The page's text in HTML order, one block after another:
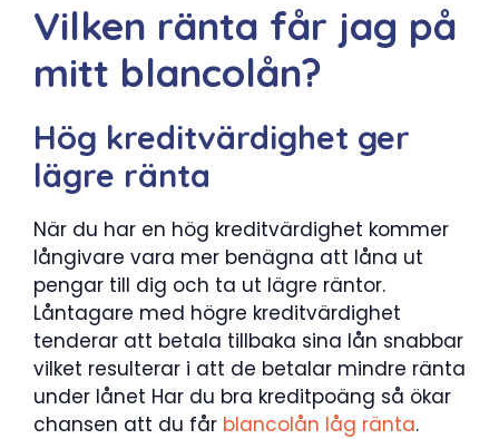
Vilken ränta får jag på
mitt blancolån?
Hög kreditvärdighet ger
lägre ränta
När du har en hög kreditvärdighet kommer
långivare vara mer benägna att låna ut
pengar till dig och ta ut lägre räntor.
Låntagare med högre kreditvärdighet
tenderar att betala tillbaka sina lån snabbar
vilket resulterar i att de betalar mindre ränta
under lånet Har du bra kreditpoäng så ökar
chansen att du får blancolån låg ränta.